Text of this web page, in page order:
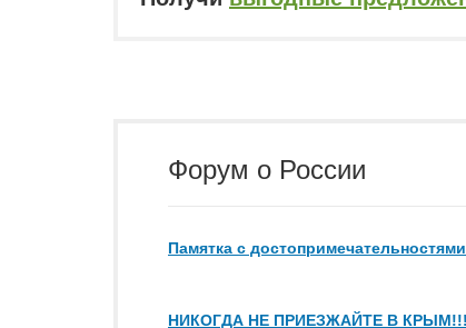
Форум о России
Памятка с
НИКОГДА НЕ ПРИЕЗЖАЙТЕ В